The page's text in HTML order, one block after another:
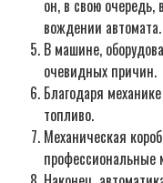
он, в свою
вождении автомата.
В машине,
очевидных причин.
Благодаря
топливо.
Механическая
профессиональные